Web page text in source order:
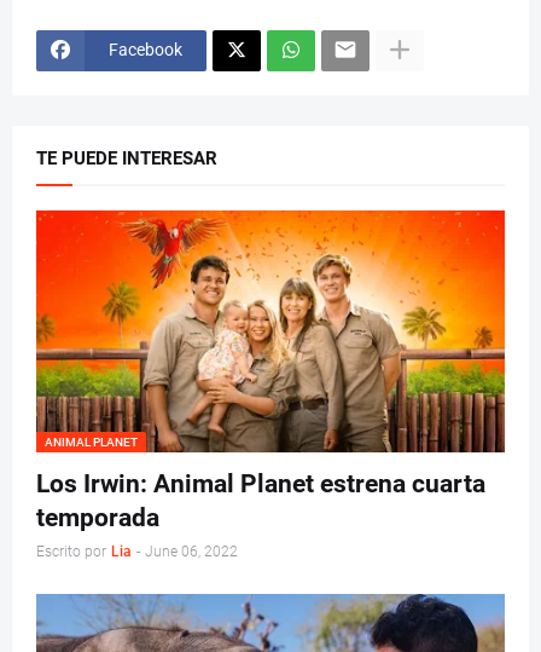
Facebook
TE PUEDE INTERESAR
ANIMAL PLANET
Los Irwin: Animal Planet estrena cuarta
temporada
Escrito por Lia - June 06, 2022